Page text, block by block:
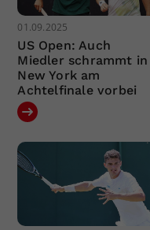
01.09.2025
US Open: Auch
Miedler schrammt in
New York am
Achtelfinale vorbei